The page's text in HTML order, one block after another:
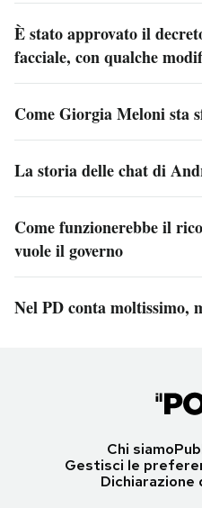
È stato approvato il
facciale, con qualche
Come Giorgia Meloni sta
La storia delle chat di
Come funzionerebbe il
vuole il governo
Nel PD conta moltissimo,
Chi siamo
Gestisci le
Dichiarazione